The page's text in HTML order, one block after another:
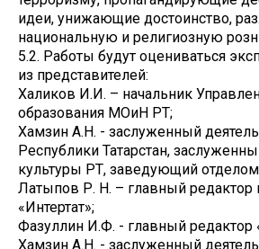
идеи, унижающие достоинство,
национальную и религиозную
5.2. Работы будут оцениваться
из представителей:
Халиков И.И. – начальник
образования МОиН РТ;
Хамзин А.Н. - заслуженный деятель
Республики Татарстан,
культуры РТ, заведующий
Латыпов Р. Н. – главный редактор
«Интертат»;
Фазуллин И.Ф. - главный редактор
Хамзин А.Н. - заслуженный деятель